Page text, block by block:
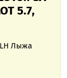
5.7,
Лыжа